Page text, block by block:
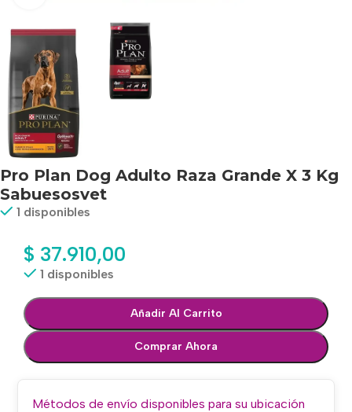
Pro Plan Dog Adulto Raza Grande X 3 Kg
Sabuesosvet
1 disponibles
$ 37.910,00
1 disponibles
Añadir Al Carrito
Comprar Ahora
Métodos de envío disponibles para su ubicación